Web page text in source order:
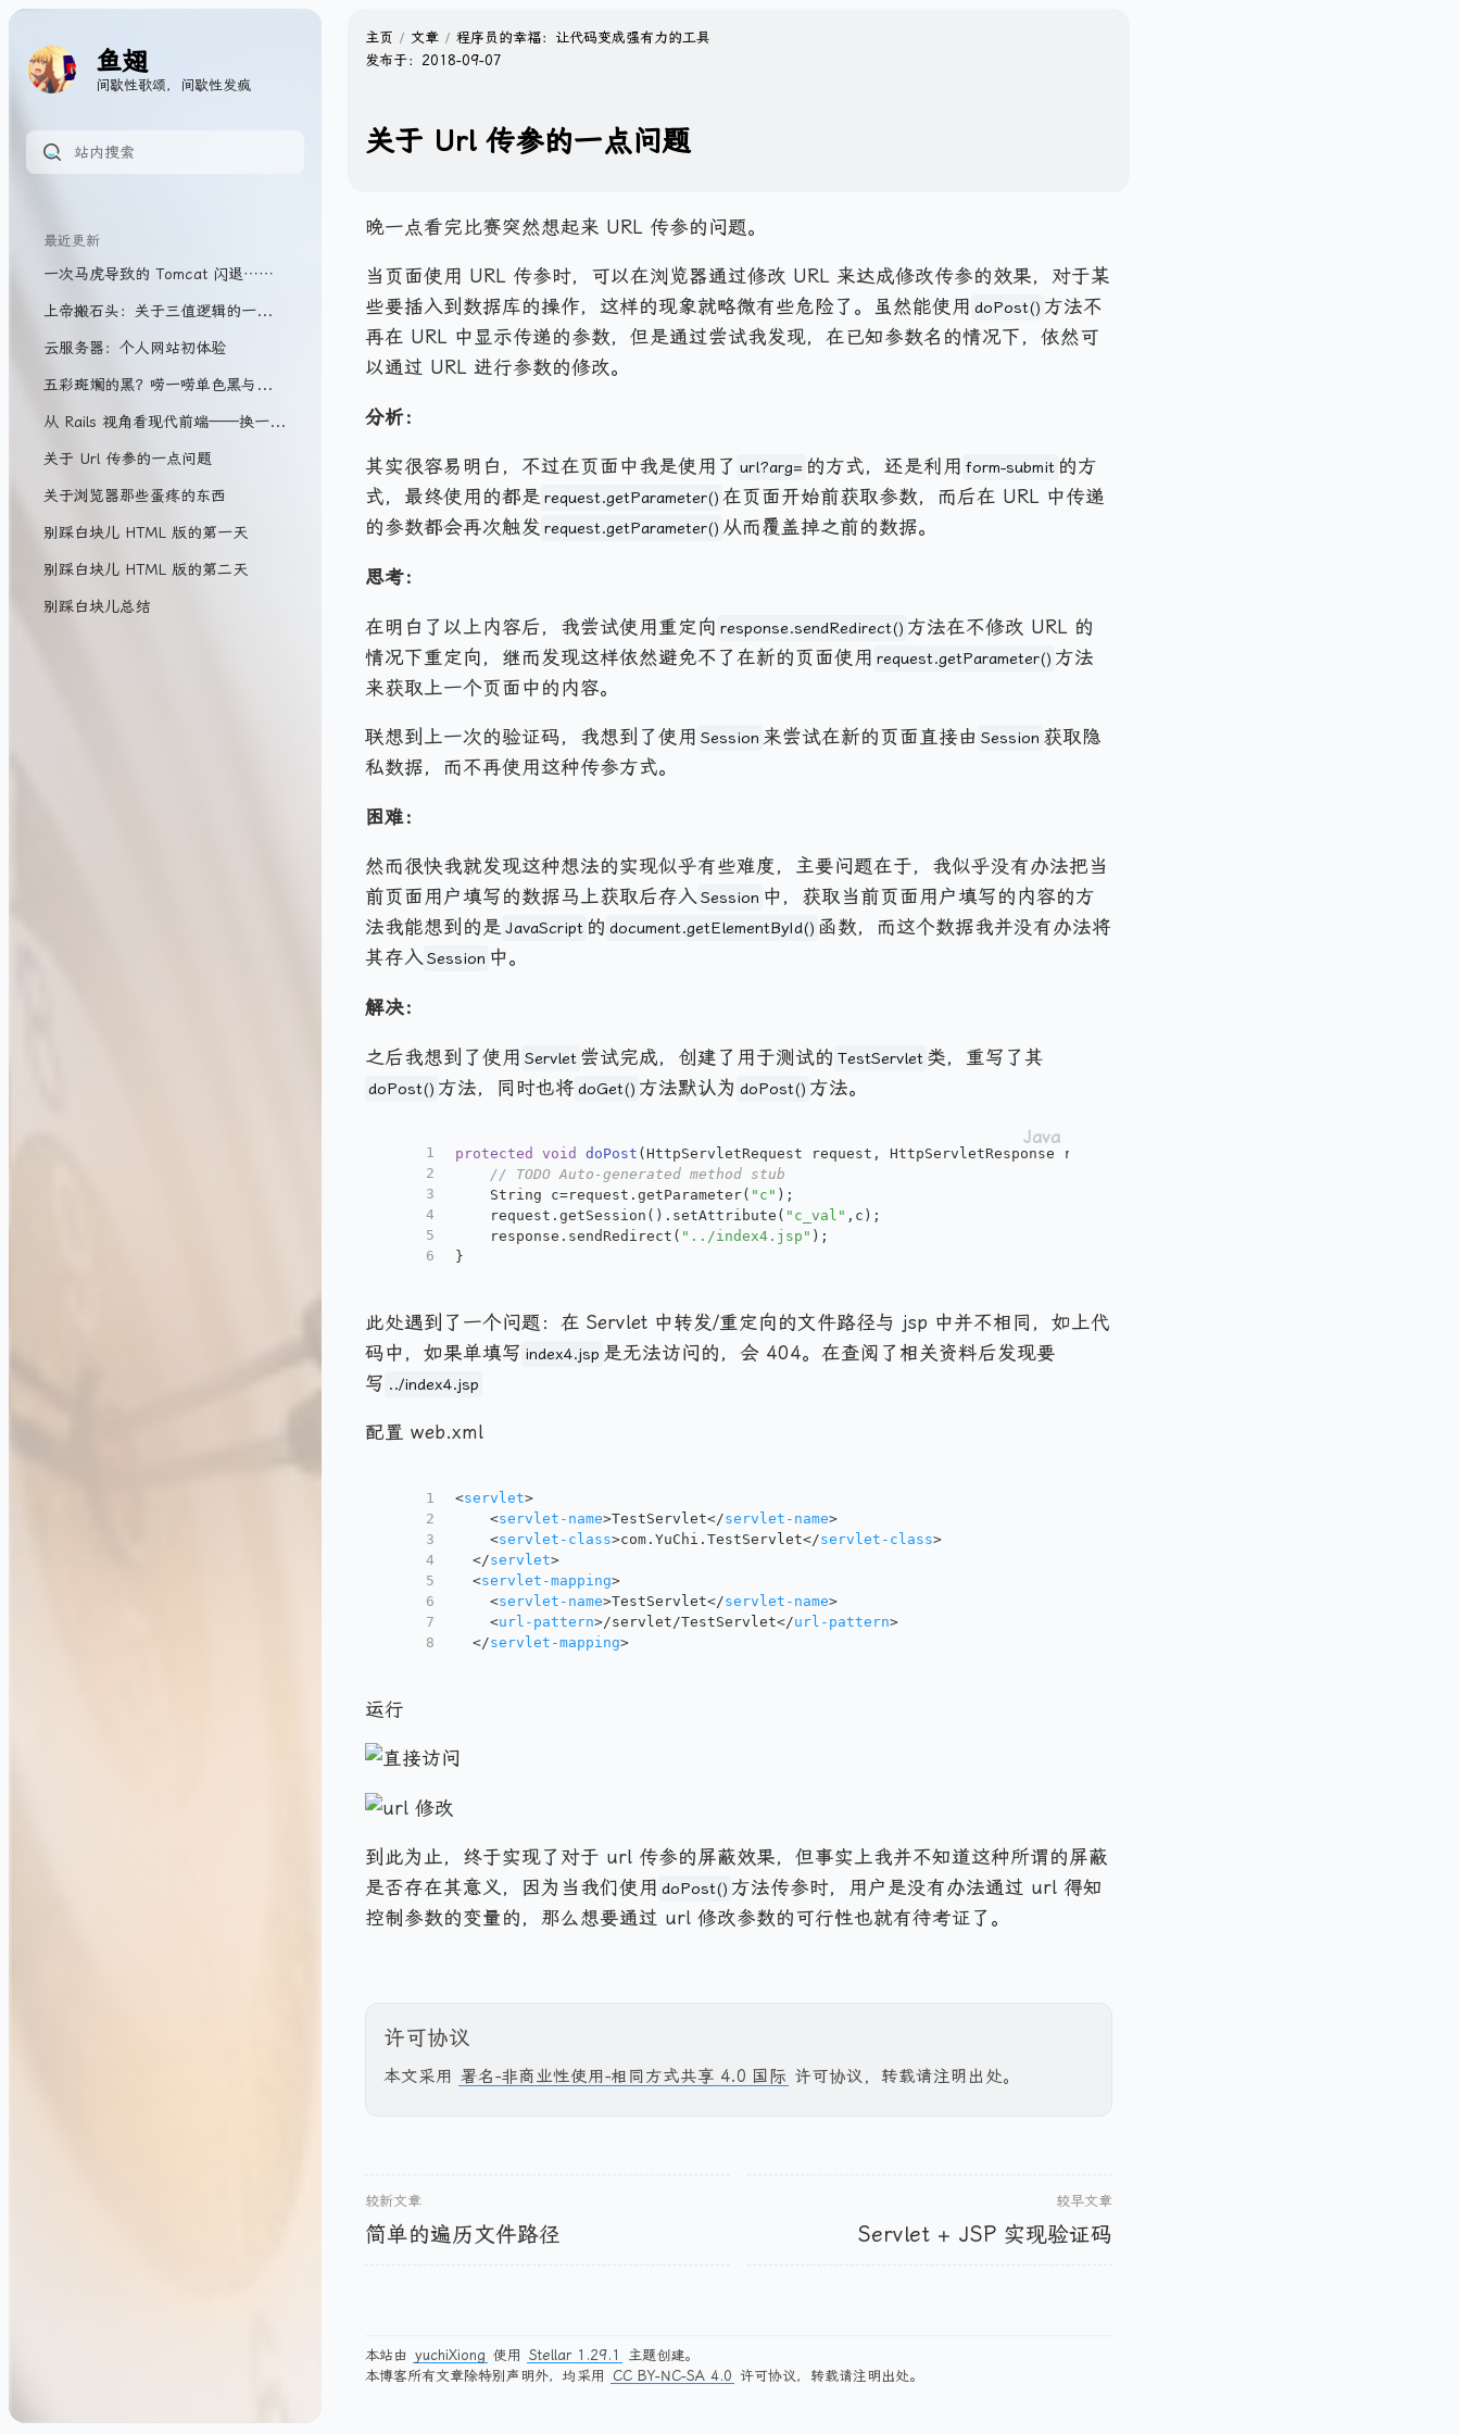
鱼翅
间歇性歌颂，间歇性发疯
最近更新
一次马虎导致的 Tomcat 闪退……
上帝搬石头：关于三值逻辑的一些胡思……
云服务器：个人网站初体验
五彩斑斓的黑？唠一唠单色黑与四色黑
从 Rails 视角看现代前端——换一种方式实现 SPA
关于 Url 传参的一点问题
关于浏览器那些蛋疼的东西
别踩白块儿 HTML 版的第一天
别踩白块儿 HTML 版的第二天
别踩白块儿总结
主页 文章
程序员的幸福：让代码变成强有力的工具
发布于： 2018-09-07
关于 Url 传参的一点问题
晚一点看完比赛突然想起来 URL 传参的问题。
当页面使用 URL 传参时，可以在浏览器通过修改 URL 来达成修改传参的效果，对于某
些要插入到数据库的操作，这样的现象就略微有些危险了。虽然能使用 doPost() 方法不
再在 URL 中显示传递的参数，但是通过尝试我发现，在已知参数名的情况下，依然可
以通过 URL 进行参数的修改。
分析：
其实很容易明白，不过在页面中我是使用了 url?arg= 的方式，还是利用 form-submit 的方
式，最终使用的都是 request.getParameter() 在页面开始前获取参数，而后在 URL 中传递
的参数都会再次触发 request.getParameter() 从而覆盖掉之前的数据。
思考：
在明白了以上内容后，我尝试使用重定向 response.sendRedirect() 方法在不修改 URL 的
情况下重定向，继而发现这样依然避免不了在新的页面使用 request.getParameter() 方法
来获取上一个页面中的内容。
联想到上一次的验证码，我想到了使用 Session 来尝试在新的页面直接由 Session 获取隐
私数据，而不再使用这种传参方式。
困难：
然而很快我就发现这种想法的实现似乎有些难度，主要问题在于，我似乎没有办法把当
前页面用户填写的数据马上获取后存入Session 中，获取当前页面用户填写的内容的方
法我能想到的是 JavaScript 的 document.getElementById() 函数，而这个数据我并没有办法将
其存入Session 中。
解决：
之后我想到了使用 Servlet 尝试完成，创建了用于测试的 TestServlet 类，重写了其
doPost() 方法，同时也将doGet() 方法默认为 doPost() 方法。
1
2
3
4
5
6
protected void doPost (HttpServletRequest request, HttpServletResponse response)
// TODO Auto-generated method stub
	String c=request.getParameter(
"c" );
	request.getSession().setAttribute(
"c_val" ,c);
	response.sendRedirect(
"../index4.jsp" );
}
此处遇到了一个问题：在 Servlet 中转发/重定向的文件路径与 jsp 中并不相同，如上代
码中，如果单填写 index4.jsp 是无法访问的，会 404。在查阅了相关资料后发现要
写 ../index4.jsp
配置 web.xml
1
2
3
4
5
6
7
8
<servlet>
<servlet-name>TestServlet</servlet-name>
<servlet-class>com.YuChi.TestServlet</servlet-class>
</servlet>
<servlet-mapping>
<servlet-name>TestServlet</servlet-name>
<url-pattern>/servlet/TestServlet</url-pattern>
</servlet-mapping>
运行
到此为止，终于实现了对于 url 传参的屏蔽效果，但事实上我并不知道这种所谓的屏蔽
是否存在其意义，因为当我们使用 doPost() 方法传参时，用户是没有办法通过 url 得知
控制参数的变量的，那么想要通过 url 修改参数的可行性也就有待考证了。
许可协议
本文采用 署名-非商业性使用-相同方式共享 4.0 国际 许可协议，转载请注明出处。
较新文章
简单的遍历文件路径
较早文章
Servlet + JSP 实现验证码
本站由 yuchiXiong 使用 Stellar 1.29.1
主题创建。
本博客所有文章除特别声明外，均采用
CC BY-NC-SA 4.0 许可协议，转载请注明出处。